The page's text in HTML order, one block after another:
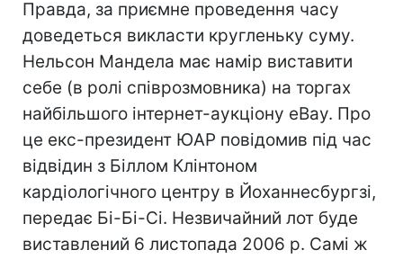
Правда, за приємне проведення часу
доведеться викласти кругленьку суму.
Нельсон Мандела має намір виставити
себе (в ролі співрозмовника) на торгах
найбільшого інтернет-аукціону eBay. Про
це екс-президент ЮАР повідомив під час
відвідин з Біллом Клінтоном
кардіологічного центру в Йоханнесбургзі,
передає Бі-Бі-Сі. Незвичайний лот буде
виставлений 6 листопада 2006 р. Самі ж